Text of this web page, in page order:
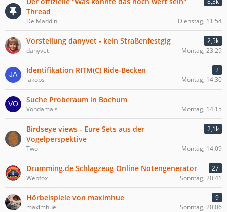
Thread
De Maddin Dienstag, 11:54
Vorstellung danyvet - kein Straßenfestgig
2,5k
danyvet
Montag, 23:29
Identifikation RITM(C) Ride-Becken
2
jakobs
Montag, 14:30
Suche Proberaum in Bochum
Vondamals Montag, 14:15
Birdseye views - Eure Sets aus der
Vogelperspektive
2,1k
Two Montag, 14:09
Drumming.de Schlagzeug Online Notengenerator
27
Webfox
Sonntag, 20:41
Hörbeispiele von maximhue
9
maximhue
Sonntag, 20:06